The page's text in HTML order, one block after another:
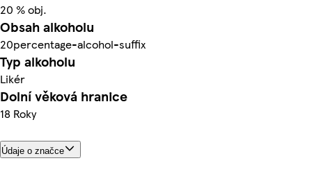
20 % obj.
Obsah alkoholu
20percentage-alcohol-suffix
Typ alkoholu
Likér
Dolní věková hranice
18 Roky
Údaje o značce